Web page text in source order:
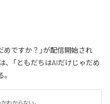
めですか？」が配信開始され
「ともだちはAIだけじゃだめ